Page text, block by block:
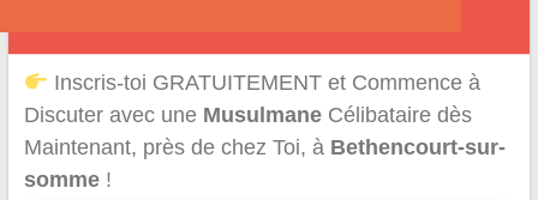
Inscris-toi GRATUITEMENT et Commence à
Discuter avec une MusulmaneCélibataire dès
Maintenant, près de chez Toi, à Bethencourt-sur-
somme!